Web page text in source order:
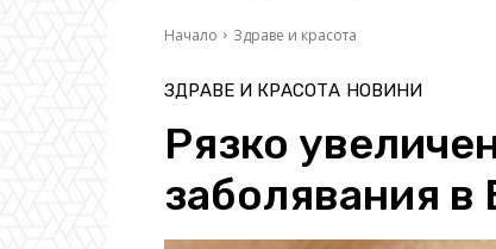
Начало Здраве и красота
ЗДРАВЕ И КРАСОТА НОВИНИ
Рязко
заболявания в